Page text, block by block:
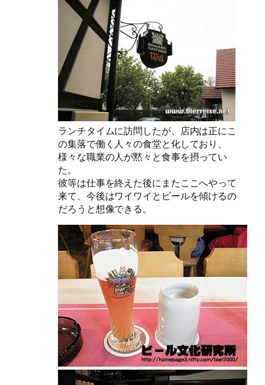
ランチタイムに訪問したが、店内は正にこ
の集落で働く人々の食堂と化しており、
様々な職業の人が黙々と食事を摂ってい
た。
彼等は仕事を終えた後にまたここへやって
来て、今後はワイワイとビールを傾けるの
だろうと想像できる。